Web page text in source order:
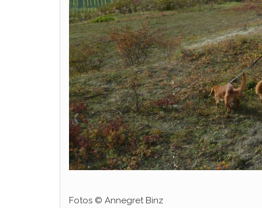
Fotos © Annegret Binz